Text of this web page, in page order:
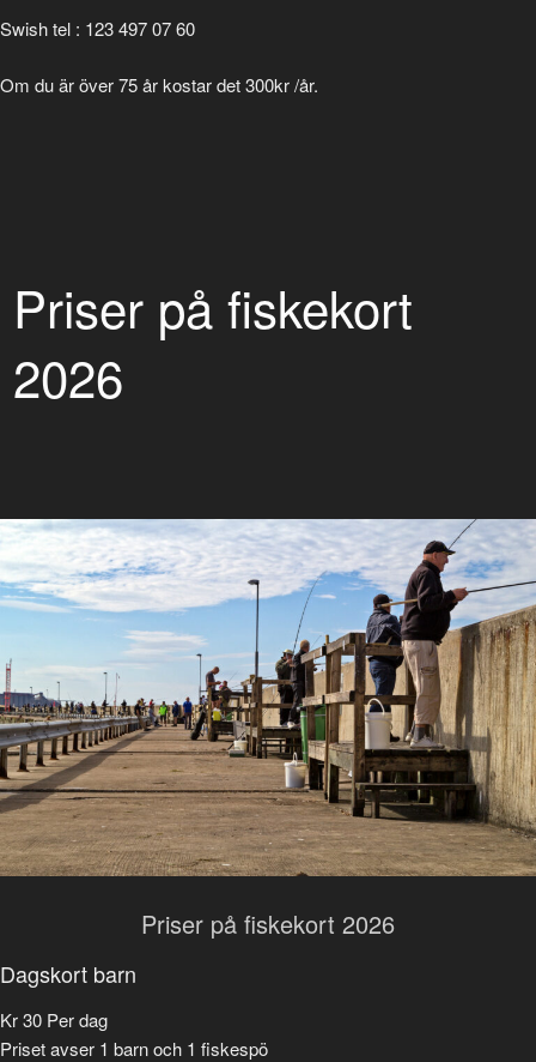
Swish tel : 123 497 07 60
Om du är över 75 år kostar det 300kr /år.
Priser på fiskekort
2026
Priser på fiskekort 2026
Dagskort barn
Kr30 Per dag
Priset avser 1 barn och 1 fiskespö